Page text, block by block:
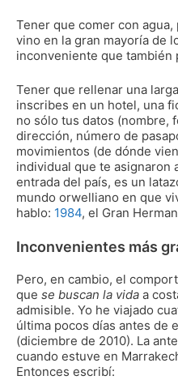
Tener que comer con
vino en la gran mayoría de
inconveniente que también
Tener que rellenar una
inscribes en un hotel, una
no sólo tus datos (nombre,
dirección, número de
movimientos (de dónde
individual que te asignaron
entrada del país, es un
mundo orwelliano en que
hablo: 1984, el Gran
Inconvenientes más
Pero, en cambio, el
que se buscan la vida a
admisible. Yo he viajado
última pocos días antes de
(diciembre de 2010). La
cuando estuve en
Entonces escribí: